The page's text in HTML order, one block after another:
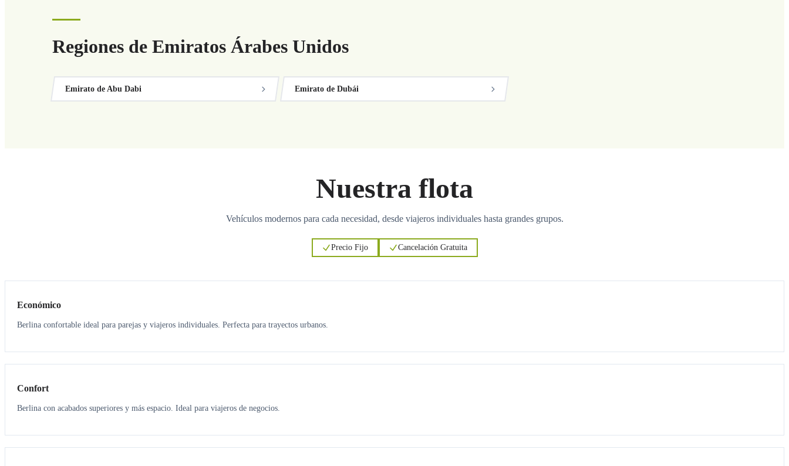
Regiones de Emiratos Árabes Unidos
Emirato de Abu Dabi Emirato de Dubái
Nuestra flota
Vehículos modernos para cada necesidad, desde viajeros individuales hasta grandes grupos.
Precio Fijo Cancelación Gratuita
Económico
Berlina confortable ideal para parejas y viajeros individuales. Perfecta para trayectos urbanos.
3 3
Confort
Berlina con acabados superiores y más espacio. Ideal para viajeros de negocios.
6 5